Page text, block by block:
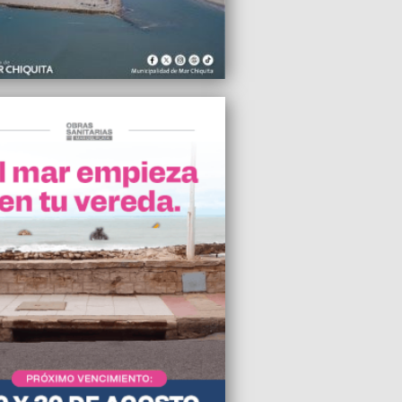
de Pueblo Estación Camet se
vecinos del barrio Los Zorzales
alertan por una fuerte caída del
extranjero debido al atraso cambiario
fatal, murió la joven promesa
09:21
cuestionó el proyecto para
el Minella y el Polideportivo
09:09
captura internacional del diputado
de Misiones acusado de pedofilia
03:35
de encapuchados asaltó una
en el barrio 9 de Julio